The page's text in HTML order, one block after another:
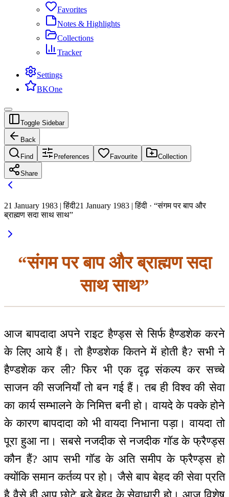
Favorites
Notes & Highlights
Collections
Tracker
Settings
BKOne
Toggle Sidebar
Back
Find Preferences Favourite Collection
Share
21 January 1983 | हिंदी21 January 1983 | हिंदी · “संगम पर बाप और
ब्राह्मण सदा साथ साथ”
“संगम पर बाप और ब्राह्मण सदा
साथ साथ”
आज बापदादा अपने राइट हैण्ड्स से सिर्फ हैण्डशेक करने
के लिए आये हैं। तो हैण्डशेक कितने में होती है? सभी ने
हैण्डशेक कर ली? फिर भी एक दृढ़ संकल्प कर सच्चे
साजन की सजनियाँ तो बन गई हैं। तब ही विश्व की सेवा
का कार्य सम्भालने के निमित्त बनी हो। वायदे के पक्के होने
के कारण बापदादा को भी वायदा निभाना पड़ा। वायदा तो
पूरा हुआ ना। सबसे नजदीक से नजदीक गॉड के फ्रैण्ड्स
कौन हैं? आप सभी गॉड के अति समीप के फ्रैण्ड्स हो
क्योंकि समान कर्तव्य पर हो। जैसे बाप बेहद की सेवा प्रति